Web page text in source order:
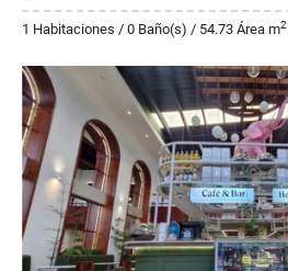
1 Habitaciones / 0 Baño(s) / 54.73 Área m2